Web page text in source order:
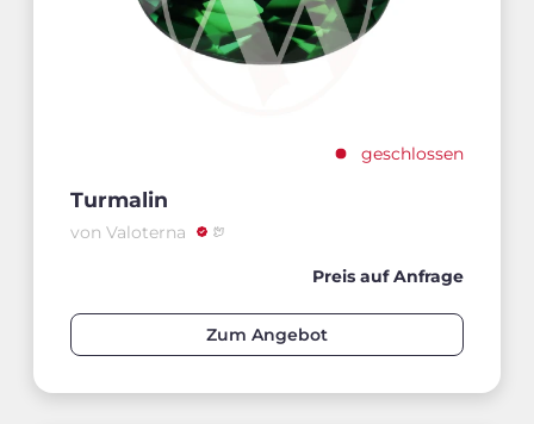
geschlossen
Turmalin
von Valoterna
Preis auf Anfrage
Zum Angebot